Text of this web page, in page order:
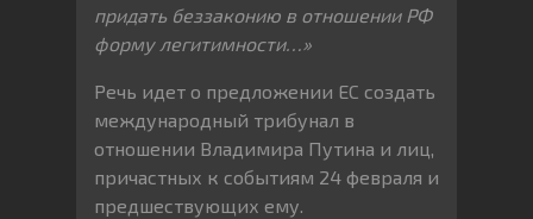
придать беззаконию в отношении РФ
форму легитимности…»
Речь идет о предложении ЕС создать
международный трибунал в
отношении Владимира Путина и лиц,
причастных к событиям 24 февраля и
предшествующих ему.